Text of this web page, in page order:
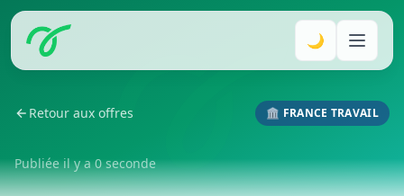
🌙
Retour aux offres 🏛️ FRANCE TRAVAIL
Publiée il y a 0 seconde